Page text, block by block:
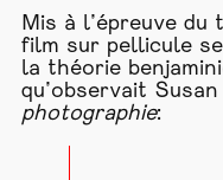
Mis à l’épreuve
film sur pellicule
la théorie
qu’observait
photographie: